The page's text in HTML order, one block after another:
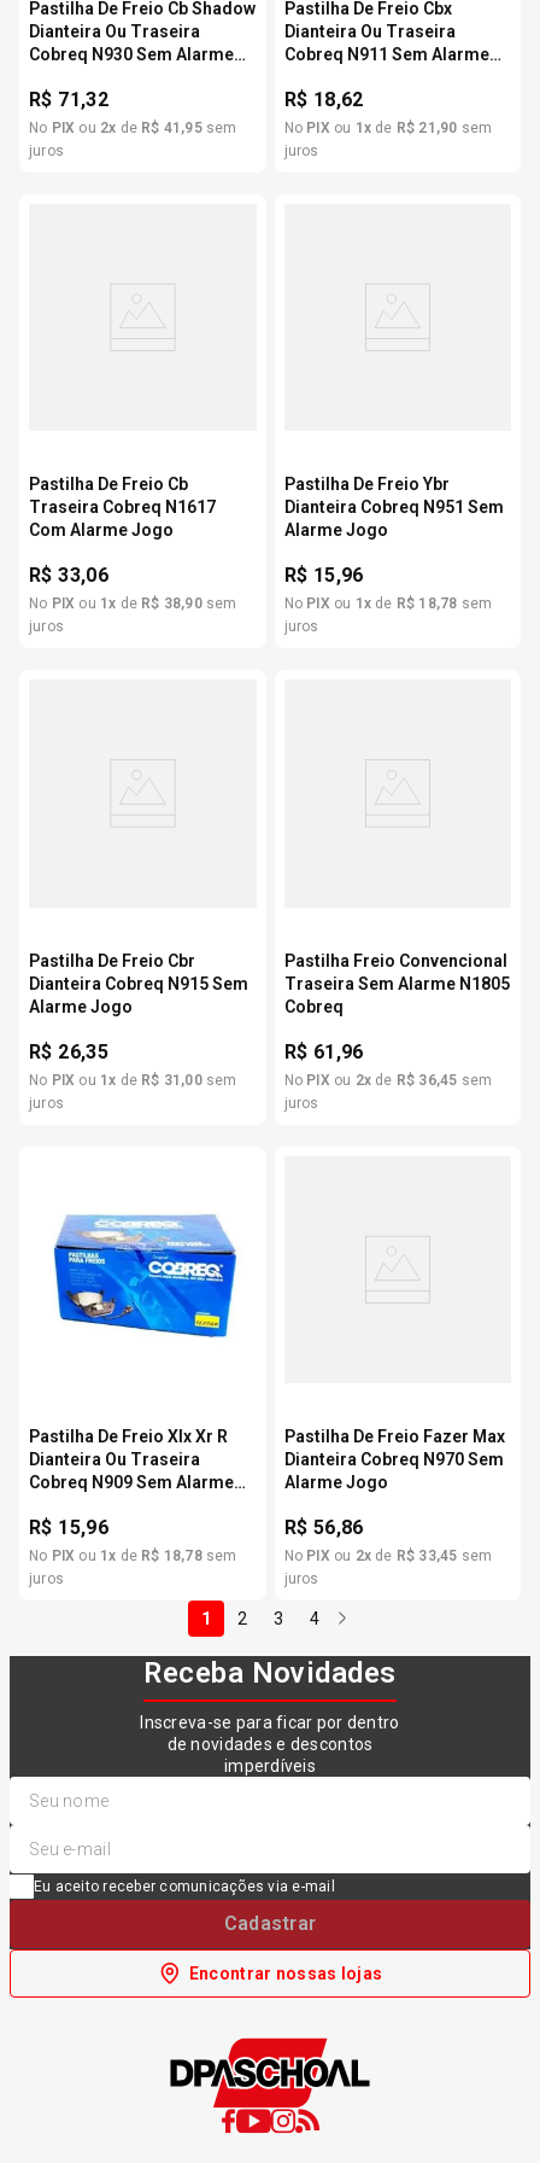
Pastilha De Freio Cb Shadow
Dianteira Ou Traseira
Cobreq N930 Sem Alarme
R$ 71,32
No PIX ou 2x de R$ 41 ,95sem
juros
Pastilha De Freio Cbx
Dianteira Ou Traseira
Cobreq N911 Sem Alarme
R$ 18,62
No PIX ou 1xde R$ 21 ,90 sem
juros
Pastilha De Freio Cb
Traseira Cobreq N1617
Com Alarme Jogo
R$33,06
No PIX ou 1x de R$ 38,90sem
juros
Pastilha De Freio Ybr
Dianteira Cobreq N951 Sem
Alarme Jogo
R$ 15,96
No PIX ou 1 xde R$ 18,78 sem
juros
Pastilha De Freio Cbr
Dianteira Cobreq N915 Sem
Alarme Jogo
R$ 26,35
No PIX ou 1x de R$ 31 ,00sem
juros
Pastilha Freio Convencional
Traseira Sem Alarme N1805
Cobreq
R$ 61,96
No PIX ou 2xde R$ 36,45 sem
juros
Pastilha De Freio Xlx Xr R
Dianteira Ou Traseira
Cobreq N909 Sem Alarme
R$ 15,96
No PIX ou 1x de R$ 18,78sem
juros
Pastilha De Freio Fazer Max
Dianteira Cobreq N970 Sem
Alarme Jogo
R$ 56,86
No PIX ou 2xde R$ 33,45 sem
juros
1 2 3 4
Receba Novidades
Inscreva-se para ficar por dentro
de novidades e descontos
imperdíveis
Eu aceito receber comunicações via e-mail
Cadastrar
Encontrar nossas lojas